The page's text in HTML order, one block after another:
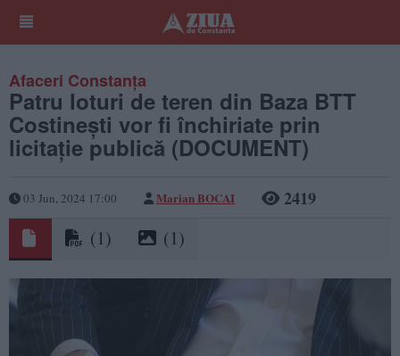
Afaceri Constanța
Patru loturi de teren din Baza BTT
Costinești vor fi închiriate prin
licitație publică (DOCUMENT)
03 Jun, 2024 17:00 Marian BOCAI 2419
(1) (1)